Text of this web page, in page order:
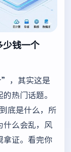
少钱一个
”，其实这是
热门话题。
底是什么，所
么会乱，风
拿证。看完你